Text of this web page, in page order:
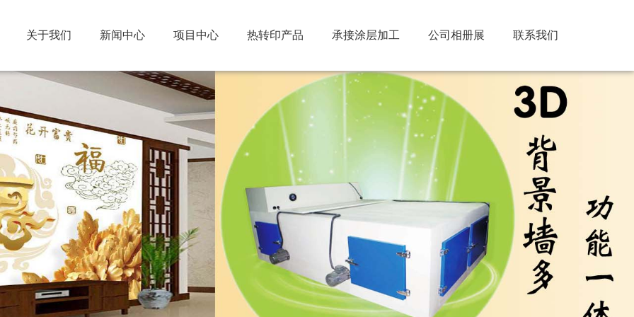
关于我们 新闻中心 项目中心 热转印产品 承接涂层加工 公司相册展 联系我们